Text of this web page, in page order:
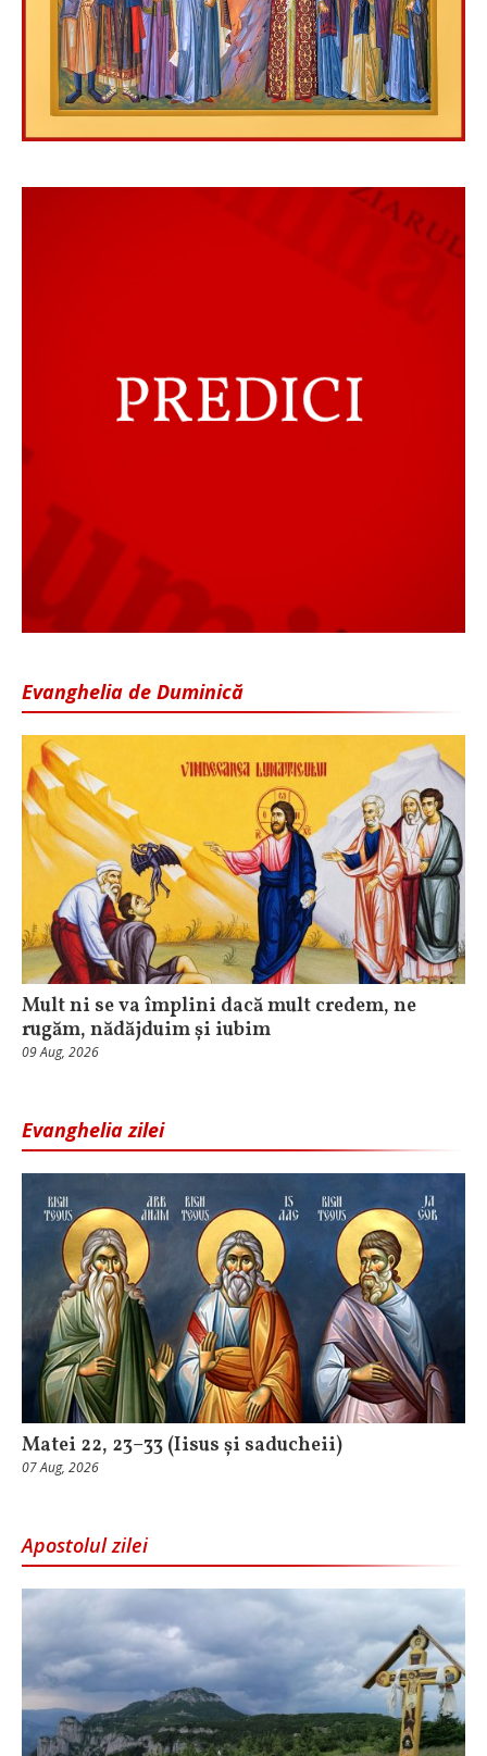
Evanghelia de Duminică
Mult ni se va împlini dacă mult credem, ne
rugăm, nădăjduim și iubim
09 Aug, 2026
Evanghelia zilei
Matei 22, 23–33 (Iisus și saducheii)
07 Aug, 2026
Apostolul zilei